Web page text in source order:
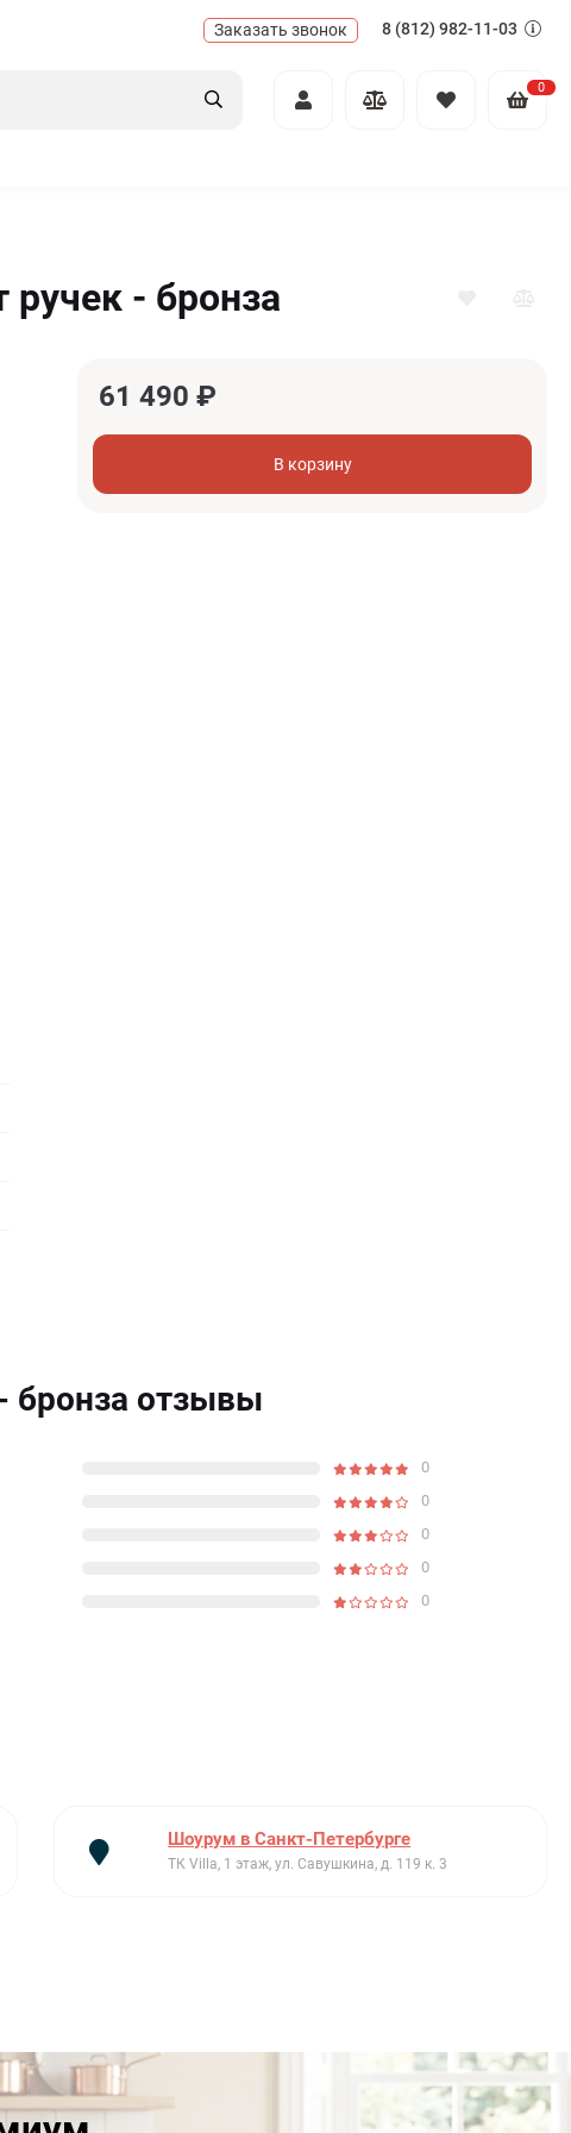
Заказать звонок 8 (812) 982-11-03
0
- бронза
61 490 ₽
В корзину
бронза отзывы
0
0
0
0
0
Шоурум в Санкт-Петербурге
ТК Villa, 1 этаж, ул. Савушкина, д. 119 к. 3